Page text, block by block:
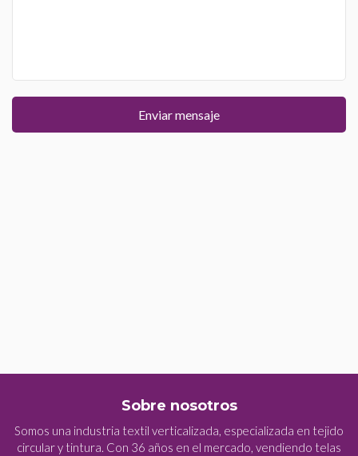
Enviar mensaje
Sobre nosotros
Somos una industria textil verticalizada, especializada en tejido
circular y tintura. Con 36 años en el mercado, vendiendo telas